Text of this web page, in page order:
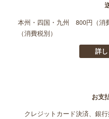
本州・四国・九州 800円（消
（消費税別）
詳
お支
クレジットカード決済、銀